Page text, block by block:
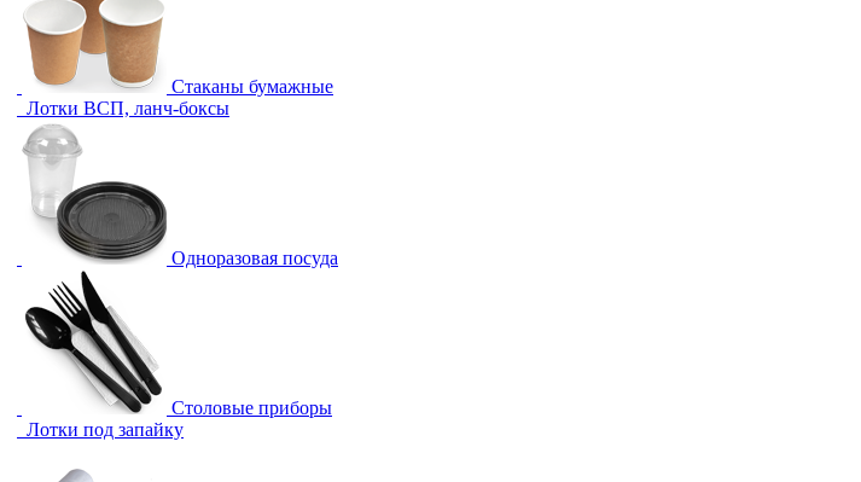
Стаканы бумажные
Лотки ВСП, ланч-боксы
Одноразовая посуда
Столовые приборы
Лотки под запайку